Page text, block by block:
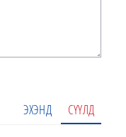
ЭХЭНД СҮҮЛД